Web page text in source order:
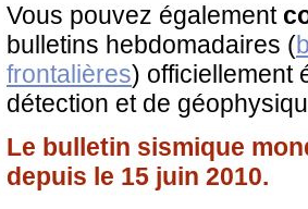
Vous pouvez également
bulletins hebdomadaires (
frontalières) officiellement
détection et de
Le bulletin sismique
depuis le 15 juin 2010.